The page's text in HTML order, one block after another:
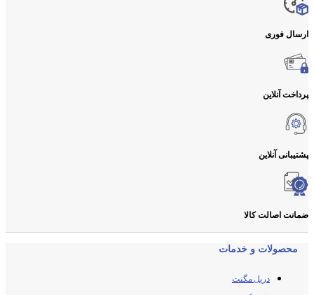
ارسال فوری
پرداخت آنلاین
پشتیبانی آنلاین
ضمانت اصالت کالا
محصولات و خدمات
دریل مگنت